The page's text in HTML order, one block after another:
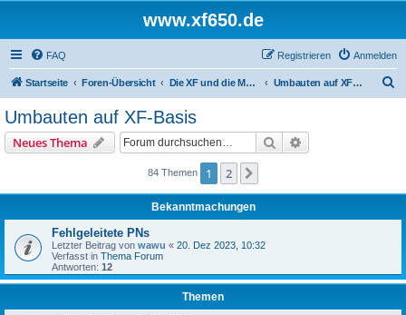
www.xf650.de
FAQ Anmelden
Registrieren
Startseite Foren-Übersicht Die XF und die Moppeds der ehemaligen XF-Treiber Umbauten auf XF-Basis
Umbauten auf XF-Basis
Neues Thema Suche
84 Themen 1 2
Bekanntmachungen
Fehlgeleitete PNs
Letzter Beitrag von wawu « 20. Dez 2023, 10:32
Verfasst in Thema Forum
Antworten: 12
Themen